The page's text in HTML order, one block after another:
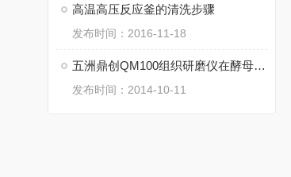
高温高压反应釜的清洗步骤
发布时间：2016-11-18
五洲鼎创QM100组织研磨仪在酵母细胞低温破碎中的应用
发布时间：2014-10-11